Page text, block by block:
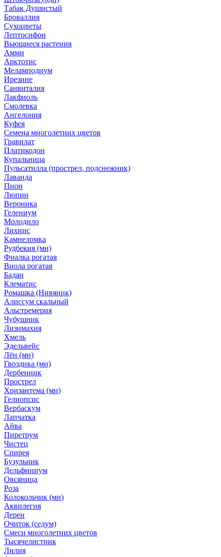
Табак Душистый
Броваллия
Сухоцветы
Лептосифон
Вьющиеся растения
Амми
Арктотис
Меламподиум
Ирезине
Санвиталия
Лакфиоль
Смолевка
Ангелония
Куфея
Семена многолетних цветов
Гравилат
Платикодон
Купальница
Пульсатилла (прострел, подснежник)
Лаванда
Пион
Люпин
Вероника
Гелениум
Молодило
Лихнис
Камнеломка
Рудбекия (мн)
Фиалка рогатая
Виола рогатая
Бадан
Клематис
Ромашка (Нивяник)
Алиссум скальный
Альстремерия
Чубушник
Лизимахия
Хмель
Эдельвейс
Лён (мн)
Гвоздика (мн)
Дербенник
Прострел
Хризантема (мн)
Гелиопсис
Вербаскум
Лапчатка
Айва
Пиретрум
Чистец
Спирея
Бузульник
Дельфиниум
Овсяница
Роза
Колокольчик (мн)
Аквилегия
Дерен
Очиток (седум)
Смеси многолетних цветов
Тысячелистник
Лилия